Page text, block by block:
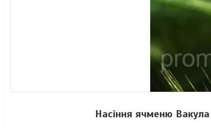
Насіння ячменю